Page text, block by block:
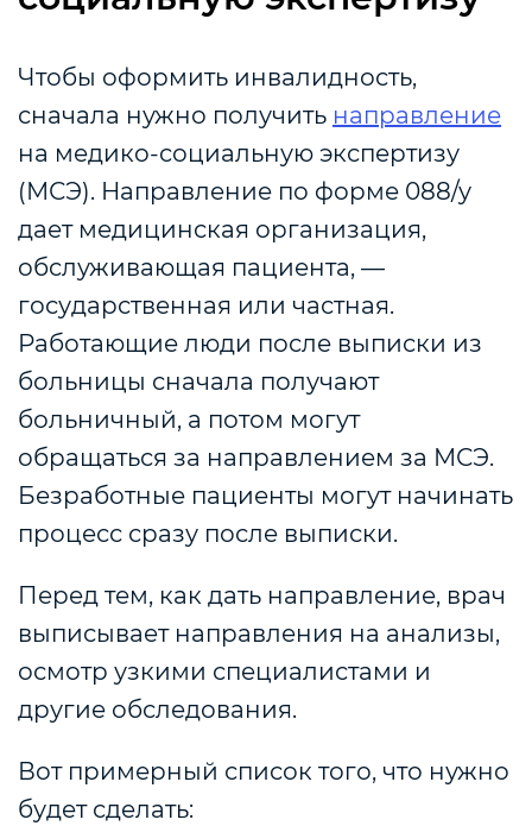
Чтобы оформить инвалидность,
сначала нужно получить направление
на медико-социальную экспертизу
(МСЭ). Направление по форме 088/у
дает медицинская организация,
обслуживающая пациента, —
государственная или частная.
Работающие люди после выписки из
больницы сначала получают
больничный, а потом могут
обращаться за направлением за МСЭ.
Безработные пациенты могут начинать
процесс сразу после выписки.
Перед тем, как дать направление, врач
выписывает направления на анализы,
осмотр узкими специалистами и
другие обследования.
Вот примерный список того, что нужно
будет сделать: